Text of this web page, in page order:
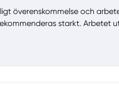
överenskommelse och
starkt. Arbetet